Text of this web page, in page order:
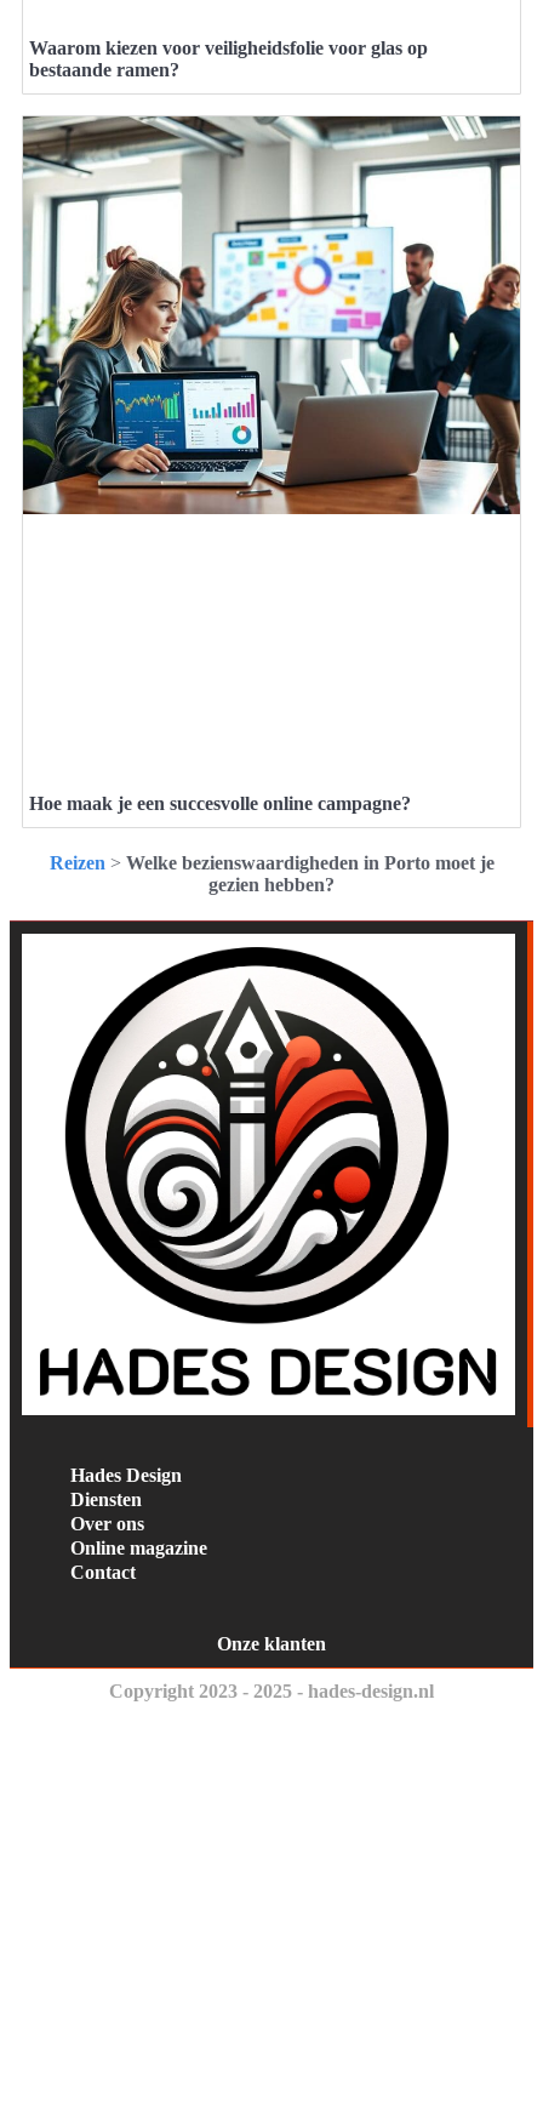
Waarom kiezen voor veiligheidsfolie voor glas op
bestaande ramen?
Hoe maak je een succesvolle online campagne?
Reizen > Welke bezienswaardigheden in Porto moet je
gezien hebben?
Hades Design
Diensten
Over ons
Online magazine
Contact
Onze klanten
Copyright 2023 - 2025 - hades-design.nl